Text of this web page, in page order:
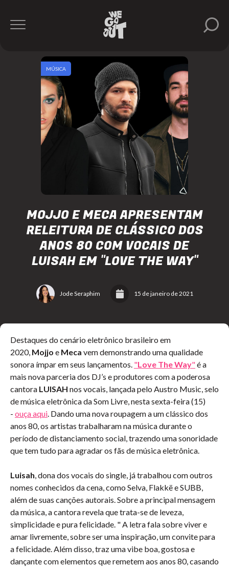
MOJJO E MECA APRESENTAM
RELEITURA DE CLÁSSICO DOS
ANOS 80 COM VOCAIS DE
LUISAH EM "LOVE THE WAY"
Jode Seraphim 15 de janeiro de 2021
MÚSICA
Destaques do cenário eletrônico brasileiro em
2020, Mojjo e Meca vem demonstrando uma qualidade
sonora ímpar em seus lançamentos. "Love The Way"é a
mais nova parceria dos DJ’s e produtores com a poderosa
cantora LUISAH nos vocais, lançada pelo Austro Music, selo
de música eletrônica da Som Livre, nesta sexta-feira (15)
- ouça aqui. Dando uma nova roupagem a um clássico dos
anos 80, os artistas trabalharam na música durante o
período de distanciamento social, trazendo uma sonoridade
que tem tudo para agradar os fãs de música eletrônica.
Luisah, dona dos vocais do single, já trabalhou com outros
nomes conhecidos da cena, como Selva, Flakkë e SUBB,
além de suas canções autorais. Sobre a principal mensagem
da música, a cantora revela que trata-se de leveza,
simplicidade e pura felicidade. " A letra fala sobre viver e
amar livremente, sobre ser uma inspiração, um convite para
a felicidade. Além disso, traz uma vibe boa, gostosa e
dançante com elementos que remetem aos anos 80, casando